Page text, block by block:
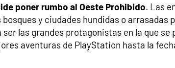
poner rumbo al Oeste Prohibido. Las
y ciudades hundidas o arrasadas
ser las grandes protagonistas en la que se
aventuras de PlayStation hasta la